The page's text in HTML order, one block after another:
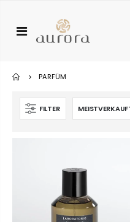
PARFÜM
FILTER